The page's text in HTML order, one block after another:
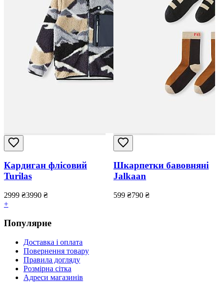
Кардиган флісовий
Turilas
2999 ₴3990 ₴
+
Шкарпетки бавовняні
Jalkaan
599 ₴790 ₴
Популярне
Доставка і оплата
Повернення товару
Правила догляду
Розмірна сітка
Адреси магазинів